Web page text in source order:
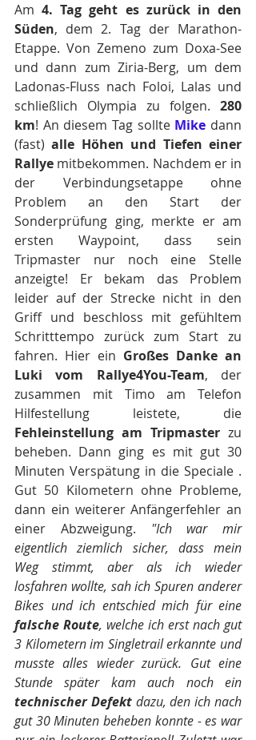
Am 4. Tag geht es zurück in den
Süden, dem 2. Tag der Marathon-
Etappe. Von Zemeno zum Doxa-See
und dann zum Ziria-Berg, um dem
Ladonas-Fluss nach Foloi, Lalas und
schließlich Olympia zu folgen. 280
km! An diesem Tag sollte Mike dann
(fast) alle Höhen und Tiefen einer
Rallye mitbekommen. Nachdem er in
der Verbindungsetappe ohne
Problem an den Start der
Sonderprüfung ging, merkte er am
ersten Waypoint, dass sein
Tripmaster nur noch eine Stelle
anzeigte! Er bekam das Problem
leider auf der Strecke nicht in den
Griff und beschloss mit gefühltem
Schritttempo zurück zum Start zu
fahren. Hier ein Großes Danke an
Luki vom Rallye4You-Team, der
zusammen mit Timo am Telefon
Fehleinstellung am Tripmaster zu
beheben. Dann ging es mit gut 30
Minuten Verspätung in die Speciale .
Gut 50 Kilometern ohne Probleme,
dann ein weiterer Anfängerfehler an
einer Abzweigung. "Ich war mir
eigentlich ziemlich sicher, dass mein
Weg stimmt, aber als ich wieder
losfahren wollte, sah ich Spuren anderer
Bikes und ich entschied mich für eine
falsche Route, welche ich erst nach gut
3 Kilometern im Singletrail erkannte und
musste alles wieder zurück. Gut eine
Stunde später kam auch noch ein
technischer Defekt dazu, den ich nach
gut 30 Minuten beheben konnte - es war